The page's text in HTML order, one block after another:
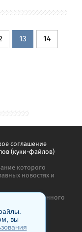
13
14
соглашение
(куки-файлов)
которого
новостях и
без письменного
вы